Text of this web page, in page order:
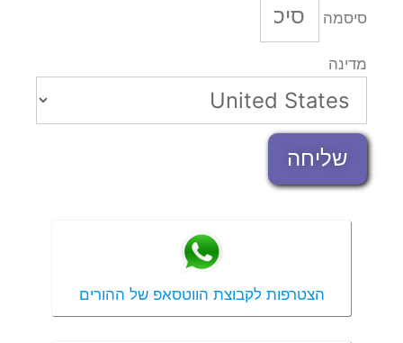
סיסמה
מדינה
שליחה
הצטרפות לקבוצת הווטסאפ של ההורים